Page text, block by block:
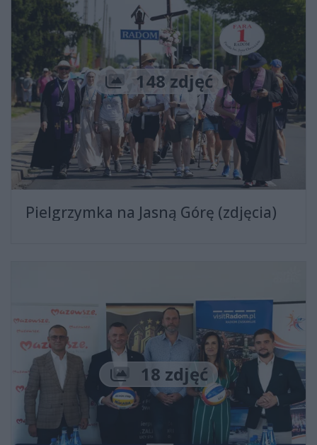
Liczba zdjęć
148 zdjęć
Pielgrzymka na Jasną Górę (zdjęcia)
Liczba zdjęć
18 zdjęć